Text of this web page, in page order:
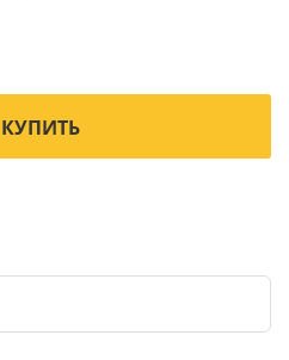
КУПИТЬ